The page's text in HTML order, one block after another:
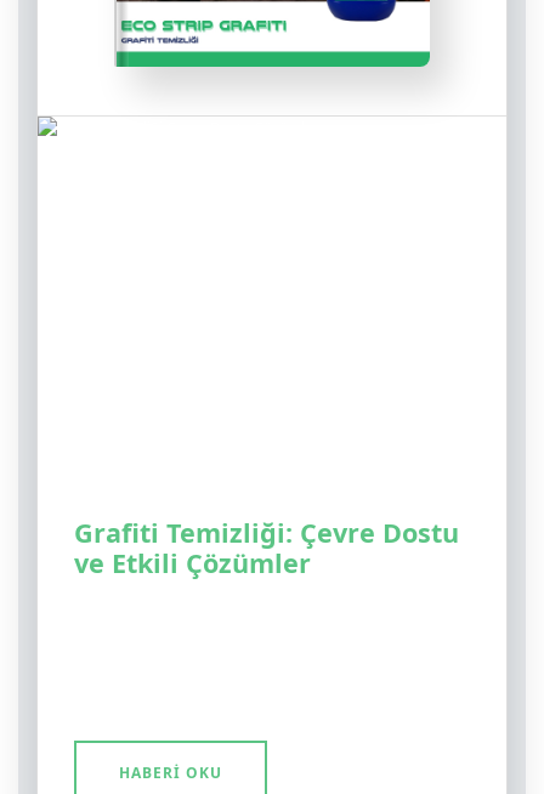
Grafiti Temizliği: Çevre Dostu
ve Etkili Çözümler
HABERI OKU